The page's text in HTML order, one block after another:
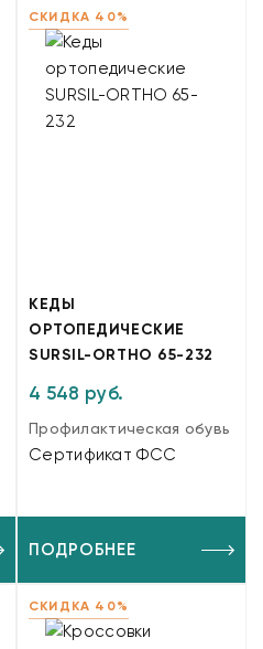
СКИДКА 40%
КЕДЫ
ОРТОПЕДИЧЕСКИЕ
SURSIL-ORTHO 65-232
4 548 руб.
Профилактическая обувь
Сертификат ФСС
ПОДРОБНЕЕ
СКИДКА 40%